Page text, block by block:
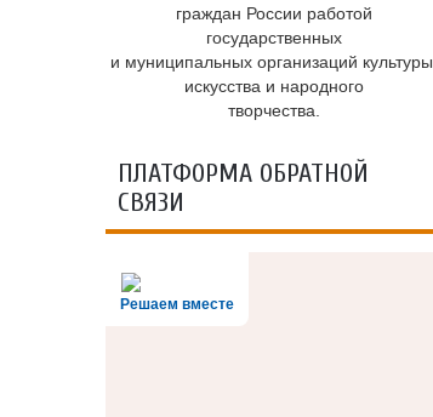
граждан России работой
государственных
и муниципальных организаций культуры,
искусства и народного
творчества.
ПЛАТФОРМА ОБРАТНОЙ
СВЯЗИ
Решаем вместе